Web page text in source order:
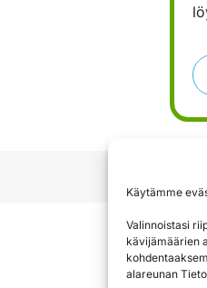
Käytämme
Valinnoistasi
kävijämäärien
alareunan